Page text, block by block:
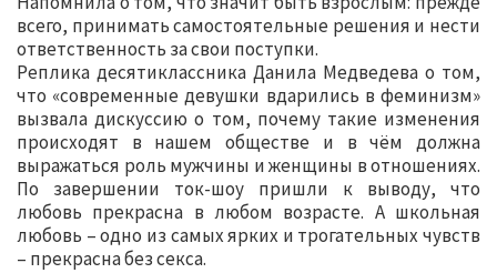
всего, принимать самостоятельные решения и нести
ответственность за свои поступки.
Реплика десятиклассника Данила Медведева о том,
что «современные девушки вдарились в феминизм»
вызвала дискуссию о том, почему такие изменения
происходят в нашем обществе и в чём должна
выражаться роль мужчины и женщины в отношениях.
По завершении ток-шоу пришли к выводу, что
любовь прекрасна в любом возрасте. А школьная
любовь – одно из самых ярких и трогательных чувств
– прекрасна без секса.